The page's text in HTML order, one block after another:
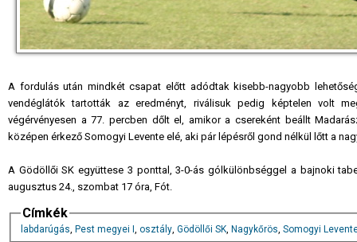
A fordulás után mindkét csapat előtt adódtak kisebb-nagyobb
vendéglátók tartották az eredményt, riválisuk pedig képtelen volt
végérvényesen a 77. percben dőlt el, amikor a csereként beállt
középen érkező Somogyi Levente elé, aki pár lépésről gond nélkül lőtt a
A Gödöllői SK együttese 3 ponttal, 3-0-ás gólkülönbséggel a bajnoki
augusztus 24., szombat 17 óra, Fót.
Címkék
labdarúgás, Pest megyei I , osztály, Gödöllői SK, Nagykőrös, Somogyi